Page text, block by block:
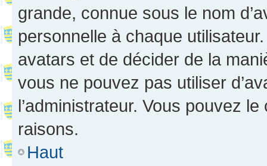
grande, connue sous le nom
personnelle à chaque utilisateur.
avatars et de décider de la
vous ne pouvez pas utiliser
l’administrateur. Vous pouvez
raisons.
Haut